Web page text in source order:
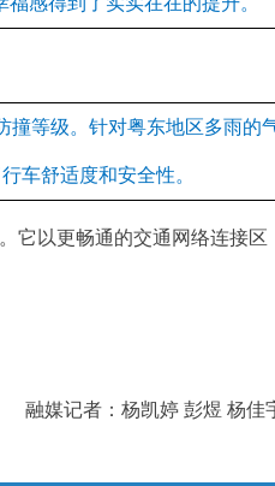
撞等级。针对粤东地区多雨的
车舒适度和安全性。
它以更畅通的交通网络连接区
融媒记者：杨凯婷 彭煜 杨佳